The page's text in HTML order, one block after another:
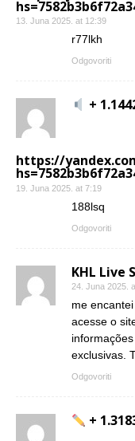
13. Juna 2025. at 12:39
r77lkh
Odgovoriti
+
https://
19. Juna 2025. at 7:19
188lsq
Odgovoriti
KHL Live
24. Juna 2025.
me
acesse o
exclusivas.
Odgovoriti
+